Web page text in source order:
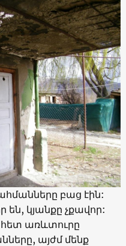
բաց էին:
են, կյանքը չքավոր:
հետ առևտուրը
այժմ մենք